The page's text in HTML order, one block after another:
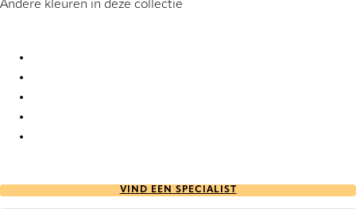
Andere kleuren in deze collectie
VIND EEN SPECIALIST